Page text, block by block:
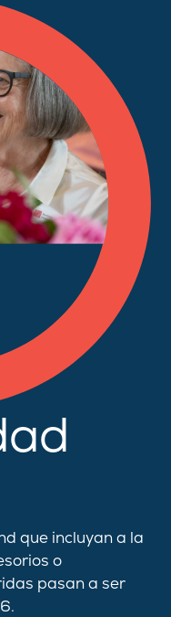
que incluyan a la
o
pasan a ser